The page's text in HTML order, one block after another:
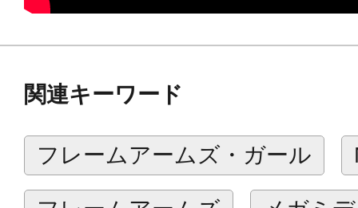
関連キーワード
フレームアームズ・ガール